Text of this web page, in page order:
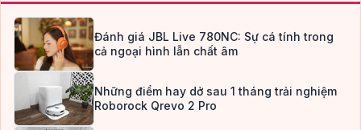
Đánh giá JBL Live 780NC: Sự cá tính trong
cả ngoại hình lẫn chất âm
Những điểm hay dở sau 1 tháng trải nghiệm
Roborock Qrevo 2 Pro